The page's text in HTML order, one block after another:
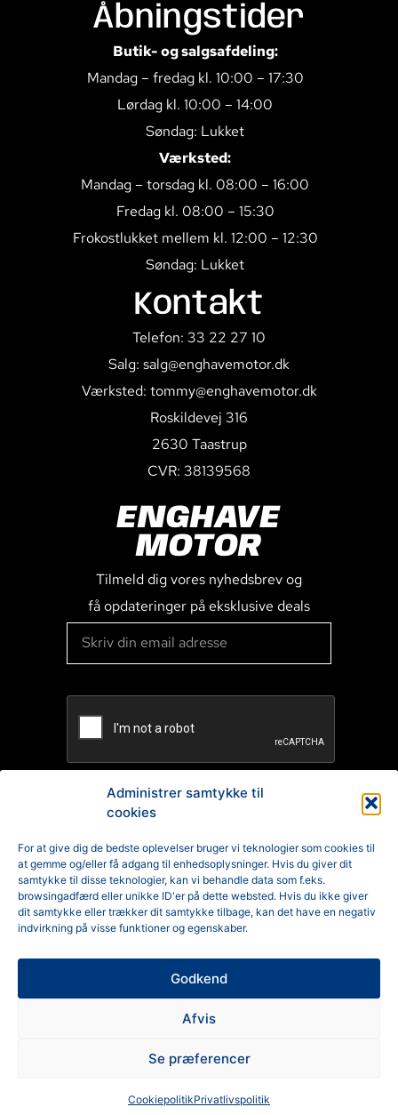
Administrer samtykke til
cookies
For at give dig de bedste oplevelser bruger vi teknologier som cookies til
at gemme og/eller få adgang til enhedsoplysninger. Hvis du giver dit
samtykke til disse teknologier, kan vi behandle data som f.eks.
browsingadfærd eller unikke ID'er på dette websted. Hvis du ikke giver
dit samtykke eller trækker dit samtykke tilbage, kan det have en negativ
indvirkning på visse funktioner og egenskaber.
Godkend
Afvis
Se præferencer
CookiepolitikPrivatlivspolitik
Åbningstider
Butik- og salgsafdeling:
Mandag – fredag kl. 10:00 – 17:30
Lørdag kl. 10:00 – 14:00
Søndag: Lukket
Værksted:
Mandag – torsdag kl. 08:00 – 16:00
Fredag kl. 08:00 – 15:30
Frokostlukket mellem kl. 12:00 – 12:30
Søndag: Lukket
Kontakt
Telefon: 33 22 27 10
Salg: salg@enghavemotor.dk
Værksted: tommy@enghavemotor.dk
Roskildevej 316
2630 Taastrup
CVR: 38139568
ENGHAVE
MOTOR
Tilmeld dig vores nyhedsbrev og
få opdateringer på eksklusive deals
Reklamation
Generelle Handelsbetingelser
Privatlivspolitik